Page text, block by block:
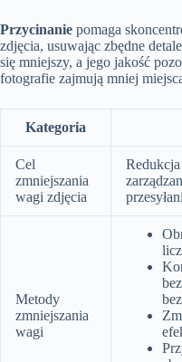
Przycinanie pomaga
zdjęcia, usuwając zbędne
się mniejszy, a jego jakość
fotografie zajmują mniej
Kategoria
Cel
zmniejszania
wagi zdjęcia
Metody
zmniejszania
wagi